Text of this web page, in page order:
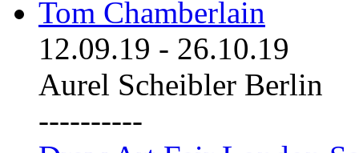
Tom Chamberlain
12.09.19 - 26.10.19
Aurel Scheibler Berlin
----------